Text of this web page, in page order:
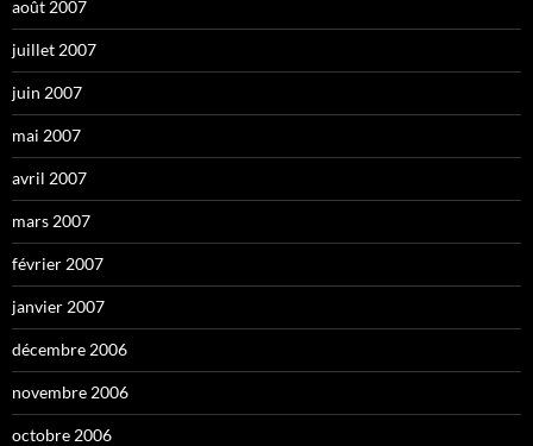
août 2007
juillet 2007
juin 2007
mai 2007
avril 2007
mars 2007
février 2007
janvier 2007
décembre 2006
novembre 2006
octobre 2006